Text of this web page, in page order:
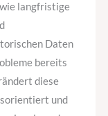
langfristige
Daten
bereits
diese
und